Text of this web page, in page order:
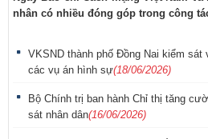
nhân có nhiều đóng góp trong công
VKSND thành phố Đồng Nai kiểm
các vụ án hình sự(18/06/2026)
Bộ Chính trị ban hành Chỉ thị tăng
sát nhân dân(16/06/2026)